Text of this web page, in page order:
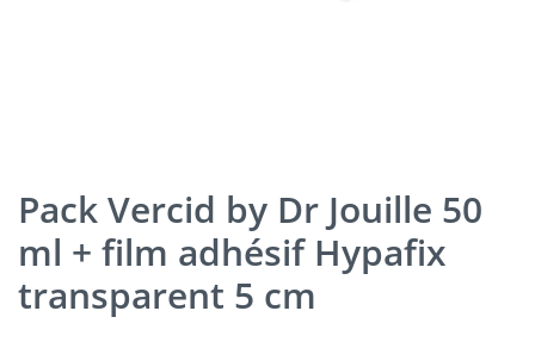
Pack Vercid by Dr Jouille 50
ml + film adhésif Hypafix
transparent 5 cm